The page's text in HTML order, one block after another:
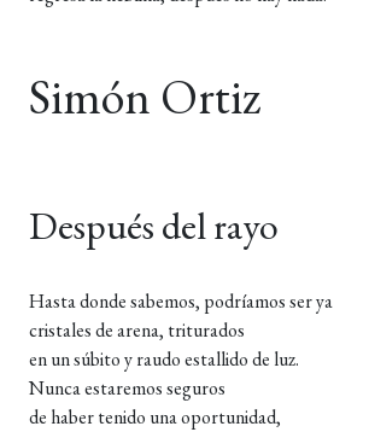
Simón Ortiz
Después del rayo
Hasta donde sabemos, podríamos ser ya
cristales de arena, triturados
en un súbito y raudo estallido de luz.
Nunca estaremos seguros
de haber tenido una oportunidad,